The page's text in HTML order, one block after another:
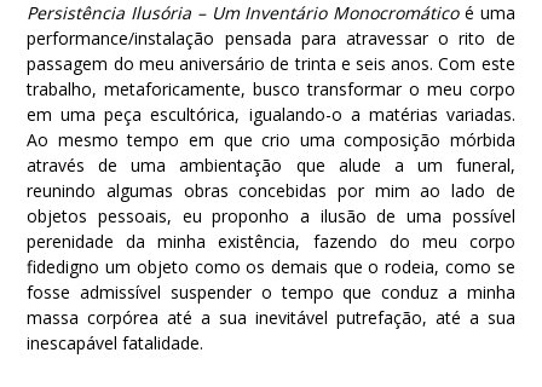
Persistência Ilusória – Um Inventário Monocromático é uma
performance/instalação pensada para atravessar o rito de
passagem do meu aniversário de trinta e seis anos. Com este
trabalho, metaforicamente, busco transformar o meu corpo
em uma peça escultórica, igualando-o a matérias variadas.
Ao mesmo tempo em que crio uma composição mórbida
através de uma ambientação que alude a um funeral,
reunindo algumas obras concebidas por mim ao lado de
objetos pessoais, eu proponho a ilusão de uma possível
perenidade da minha existência, fazendo do meu corpo
fidedigno um objeto como os demais que o rodeia, como se
fosse admissível suspender o tempo que conduz a minha
massa corpórea até a sua inevitável putrefação, até a sua
inescapável fatalidade.